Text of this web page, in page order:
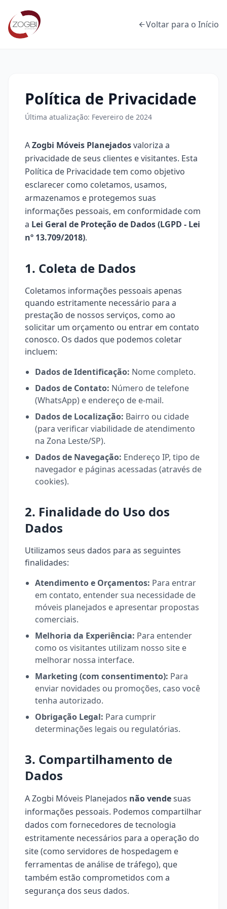
Voltar para o Início
Política de Privacidade
Última atualização: Fevereiro de 2024
AZogbi Móveis Planejadosvaloriza a
privacidade de seus clientes e visitantes. Esta
Política de Privacidade tem como objetivo
esclarecer como coletamos, usamos,
armazenamos e protegemos suas
informações pessoais, em conformidade com
a Lei Geral de Proteção de Dados (LGPD - Lei
nº 13.709/2018).
1. Coleta de Dados
Coletamos informações pessoais apenas
quando estritamente necessário para a
prestação de nossos serviços, como ao
solicitar um orçamento ou entrar em contato
conosco. Os dados que podemos coletar
incluem:
Dados de Identificação: Nome completo.
Dados de Contato: Número de telefone
(WhatsApp) e endereço de e-mail.
Dados de Localização: Bairro ou cidade
(para verificar viabilidade de atendimento
na Zona Leste/SP).
Dados de Navegação: Endereço IP, tipo de
navegador e páginas acessadas (através de
cookies).
2. Finalidade do Uso dos
Dados
Utilizamos seus dados para as seguintes
finalidades:
Atendimento e Orçamentos: Para entrar
em contato, entender sua necessidade de
móveis planejados e apresentar propostas
comerciais.
Melhoria da Experiência: Para entender
como os visitantes utilizam nosso site e
melhorar nossa interface.
Marketing (com consentimento): Para
enviar novidades ou promoções, caso você
tenha autorizado.
Obrigação Legal: Para cumprir
determinações legais ou regulatórias.
3. Compartilhamento de
Dados
A Zogbi Móveis Planejados não vendesuas
informações pessoais. Podemos compartilhar
dados com fornecedores de tecnologia
estritamente necessários para a operação do
site (como servidores de hospedagem e
ferramentas de análise de tráfego), que
também estão comprometidos com a
segurança dos seus dados.